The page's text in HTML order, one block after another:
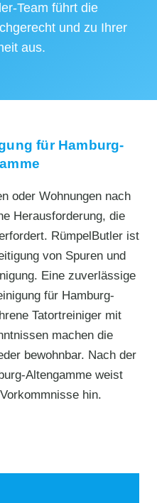
Team führt die
und zu Ihrer
aus.
für Hamburg-
oder Wohnungen nach
Herausforderung, die
RümpelButler ist
von Spuren und
Eine zuverlässige
für Hamburg-
Tatortreiniger mit
machen die
bewohnbar. Nach der
Altengamme weist
hin.